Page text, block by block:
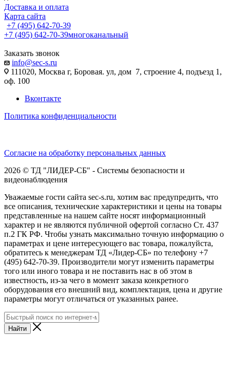
Доставка и оплата
Карта сайта
+7 (495) 642-70-39
+7 (495) 642-70-39многоканальный
Заказать звонок
info@sec-s.ru
111020, Москва г, Боровая. ул, дом 7, строение 4, подъезд 1,
оф. 100
Вконтакте
Политика конфиденциальности
Согласие на обработку персональных данных
2026 © ТД "ЛИДЕР-СБ" - Системы безопасности и
видеонаблюдения
Уважаемые гости сайта sec-s.ru, хотим вас предупредить, что
все описания, технические характеристики и цены на товары
представленные на нашем сайте носят информационный
характер и не являются публичной офертой согласно Ст. 437
п.2 ГК РФ. Чтобы узнать максимально точную информацию о
параметрах и цене интересующего вас товара, пожалуйста,
обратитесь к менеджерам ТД «Лидер-СБ» по телефону +7
(495) 642-70-39. Производители могут изменить параметры
того или иного товара и не поставить нас в об этом в
известность, из-за чего в момент заказа конкретного
оборудования его внешний вид, комплектация, цена и другие
параметры могут отличаться от указанных ранее.
Найти